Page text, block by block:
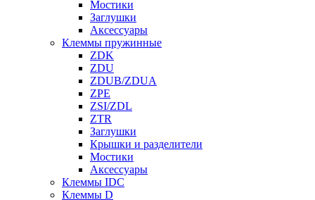
Мостики
Заглушки
Аксессуары
Клеммы пружинные
ZDK
ZDU
ZDUB/ZDUA
ZPE
ZSI/ZDL
ZTR
Заглушки
Крышки и разделители
Мостики
Аксессуары
Клеммы IDC
Клеммы D